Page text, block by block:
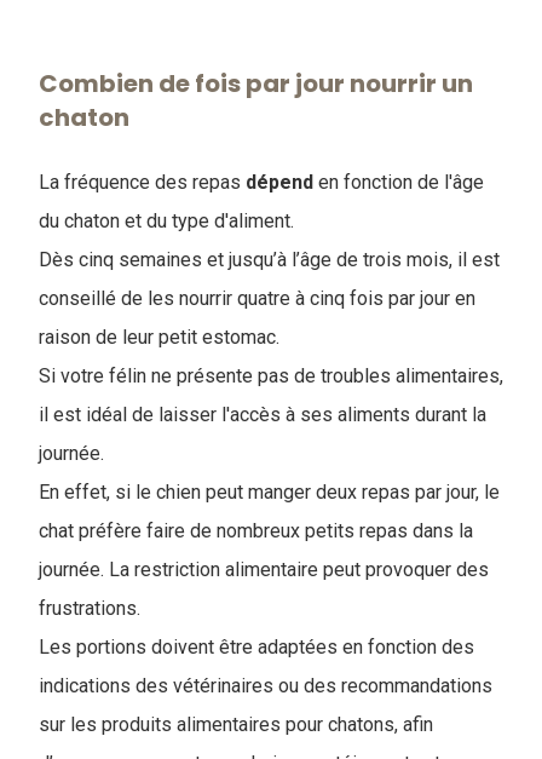
Combien de fois par jour nourrir un
chaton
La fréquence des repas dépend en fonction de l'âge
du chaton et du type d'aliment.
Dès cinq semaines et jusqu’à l’âge de trois mois, il est
conseillé de les nourrir quatre à cinq fois par jour en
raison de leur petit estomac.
Si votre félin ne présente pas de troubles alimentaires,
il est idéal de laisser l'accès à ses aliments durant la
journée.
En effet, si le chien peut manger deux repas par jour, le
chat préfère faire de nombreux petits repas dans la
journée. La restriction alimentaire peut provoquer des
frustrations.
Les portions doivent être adaptées en fonction des
indications des vétérinaires ou des recommandations
sur les produits alimentaires pour chatons, afin